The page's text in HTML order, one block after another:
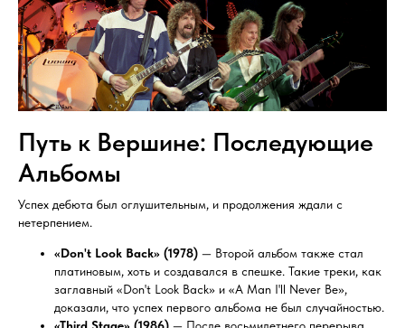
Путь к Вершине: Последующие
Альбомы
Успех дебюта был оглушительным, и продолжения ждали с
нетерпением.
«Don't Look Back» (1978) — Второй альбом также стал
платиновым, хоть и создавался в спешке. Такие треки, как
заглавный «Don't Look Back» и «A Man I'll Never Be»,
доказали, что успех первого альбома не был случайностью.